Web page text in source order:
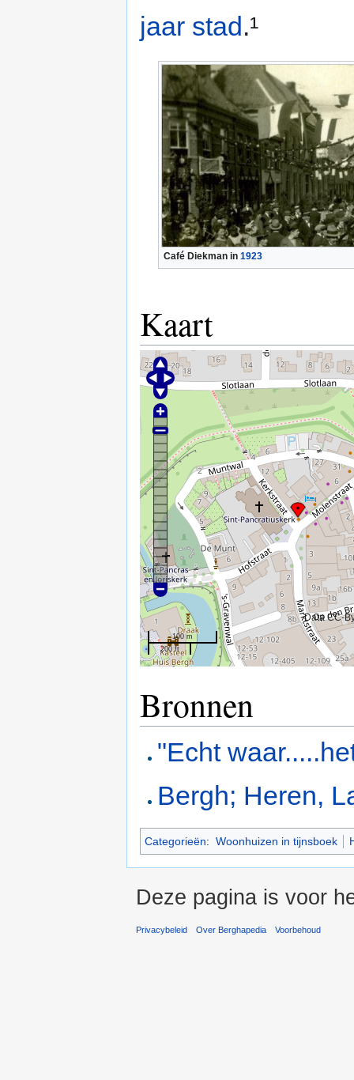
jaar stad .¹
Café Diekman in 1923
Kaart
100 m
200 ft
Data CC-
Bronnen
"Echt
Bergh; Heren,
Categorieën: Woonhuizen in tijnsboek
Deze pagina is voor
Privacybeleid Over Berghapedia Voorbehoud